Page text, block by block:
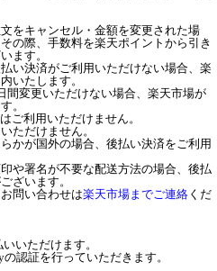
をキャンセル・金額を変更された場
の際、手数料を楽天ポイントから引き
ます。
い決済がご利用いただけない場合、楽
いたします。
間変更いただけない場合、楽天市場が
。
ご利用いただけません。
ただけません。
かが国外の場合、後払い決済をご利用
や署名が不要な配送方法の場合、後払
ざいます。
問い合わせは楽天市場までご連絡 くだ
いただけます。
認証を行っていただきます。